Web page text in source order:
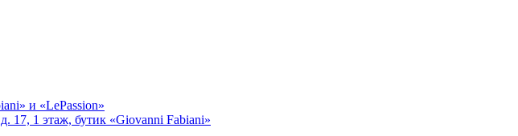
и «LePassion»
17, 1 этаж, бутик «Giovanni Fabiani»